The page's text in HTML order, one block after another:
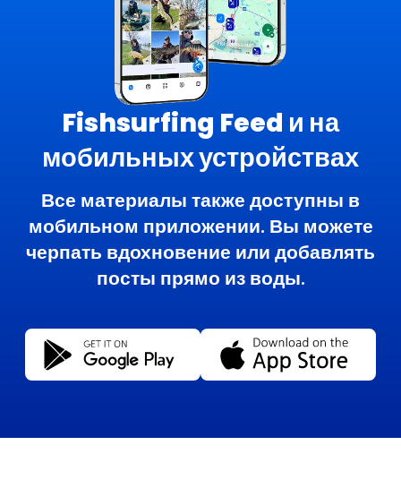
Fishsurfing Feed и на
мобильных устройствах
Все материалы также доступны в
мобильном приложении. Вы можете
черпать вдохновение или добавлять
посты прямо из воды.